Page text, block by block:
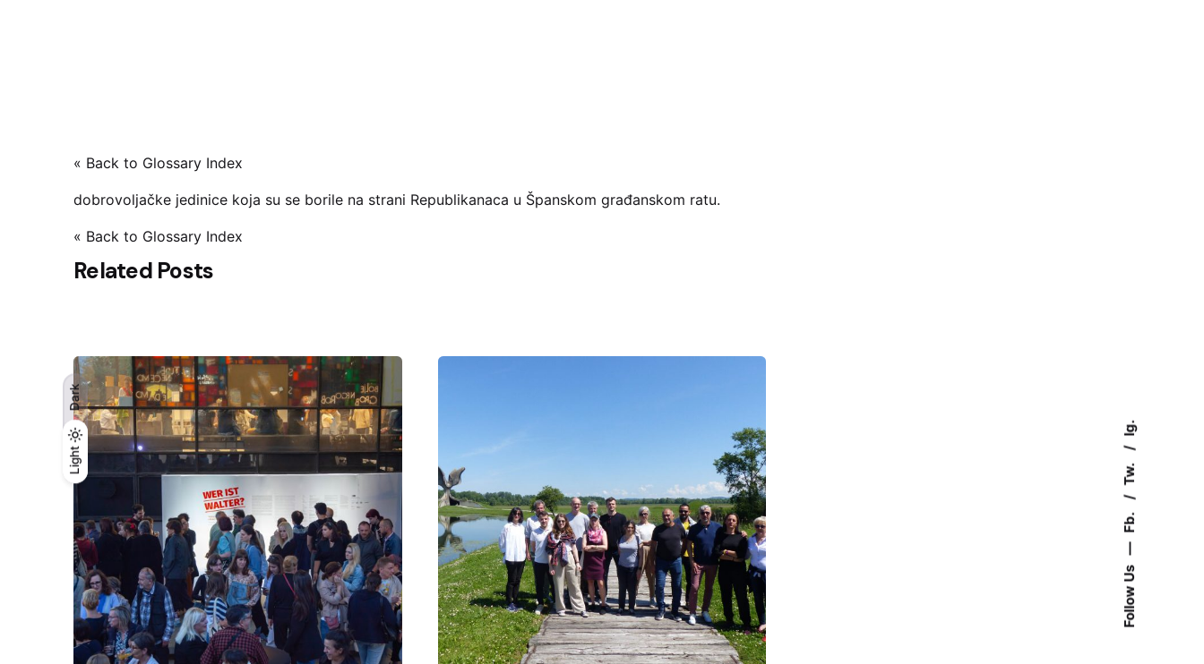
Light
Dark
Light
Dark
Follow Us
Fb.
Tw.
Ig.
« Back to Glossary Index
dobrovoljačke jedinice koja su se borile na strani Republikanaca u Španskom građanskom ratu.
« Back to Glossary Index
Related Posts
Posted by
admin
Posted by
admin